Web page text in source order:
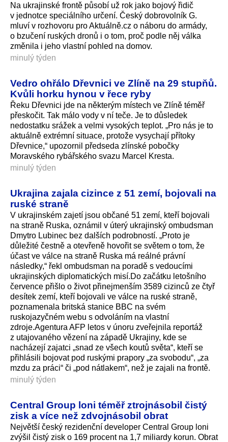
Na ukrajinské frontě působí už rok jako bojový řidič
v jednotce speciálního určení. Český dobrovolník G.
mluví v rozhovoru pro Aktuálně.cz o náboru do armády,
o bzučení ruských dronů i o tom, proč podle něj válka
změnila i jeho vlastní pohled na domov.
minulý týden
Vedro ohřálo Dřevnici ve Zlíně na 29 stupňů.
Kvůli horku hynou v řece ryby
Řeku Dřevnici jde na některým místech ve Zlíně téměř
přeskočit. Tak málo vody v ní teče. Je to důsledek
nedostatku srážek a velmi vysokých teplot. „Pro nás je to
aktuálně extrémní situace, protože vysychají přítoky
Dřevnice,“ upozornil předseda zlínské pobočky
Moravského rybářského svazu Marcel Kresta.
minulý týden
Ukrajina zajala cizince z 51 zemí, bojovali na
ruské straně
V ukrajinském zajetí jsou občané 51 zemí, kteří bojovali
na straně Ruska, oznámil v úterý ukrajinský ombudsman
Dmytro Lubinec bez dalších podrobností. „Proto je
důležité čestně a otevřeně hovořit se světem o tom, že
účast ve válce na straně Ruska má reálné právní
následky,“ řekl ombudsman na poradě s vedoucími
ukrajinských diplomatických misí.Do začátku letošního
července přišlo o život přinejmenším 3589 cizinců ze čtyř
desítek zemí, kteří bojovali ve válce na ruské straně,
poznamenala britská stanice BBC na svém
ruskojazyčném webu s odvoláním na vlastní
zdroje.Agentura AFP letos v únoru zveřejnila reportáž
z utajovaného vězení na západě Ukrajiny, kde se
nacházejí zajatci „snad ze všech koutů světa“, kteří se
přihlásili bojovat pod ruskými prapory „za svobodu“, „za
mzdu za práci“ či „pod nátlakem“, než je zajali na frontě.
minulý týden
Central Group loni téměř ztrojnásobil čistý
zisk a více než zdvojnásobil obrat
Největší český rezidenční developer Central Group loni
zvýšil čistý zisk o 169 procent na 1,7 miliardy korun. Obrat